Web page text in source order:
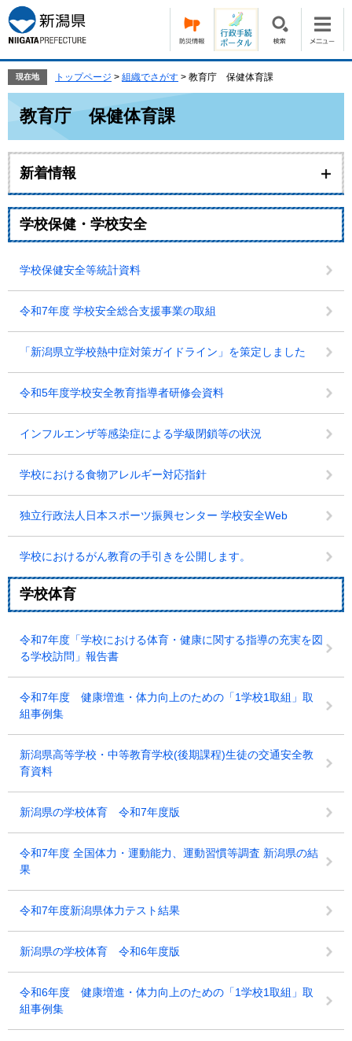
ー
ジ
の
頭
す。
ニ
ュ
ー
飛
て
本
現在地 トップページ > 組織でさがす > 教育庁 保健体育課
教育庁 保健体育課
新着情報
学校保健・学校安全
学校保健安全等統計資料
令和7年度 学校安全総合支援事業の取組
「新潟県立学校熱中症対策ガイドライン」を策定しました
令和5年度学校安全教育指導者研修会資料
インフルエンザ等感染症による学級閉鎖等の状況
学校における食物アレルギー対応指針
独立行政法人日本スポーツ振興センター 学校安全Web
学校におけるがん教育の手引きを公開します。
学校体育
令和7年度「学校における体育・健康に関する指導の充実を図
る学校訪問」報告書
令和7年度 健康増進・体力向上のための「1学校1取組」取
組事例集
新潟県高等学校・中等教育学校(後期課程)生徒の交通安全教
育資料
新潟県の学校体育 令和7年度版
令和7年度 全国体力・運動能力、運動習慣等調査 新潟県の結
果
令和7年度新潟県体力テスト結果
新潟県の学校体育 令和6年度版
令和6年度 健康増進・体力向上のための「1学校1取組」取
組事例集